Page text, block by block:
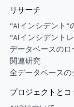
リサーチ
“AIインシデント”
“AIインシデント
データベースの
関連研究
全データベースの
プロジェクトとコ